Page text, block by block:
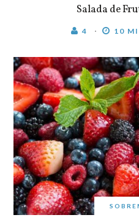
Salada de
4 10